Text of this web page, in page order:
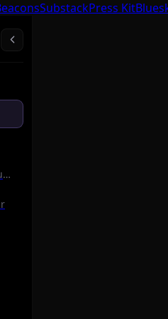
SubstackPress Kit
Şarkı söyleme videosu oluştur